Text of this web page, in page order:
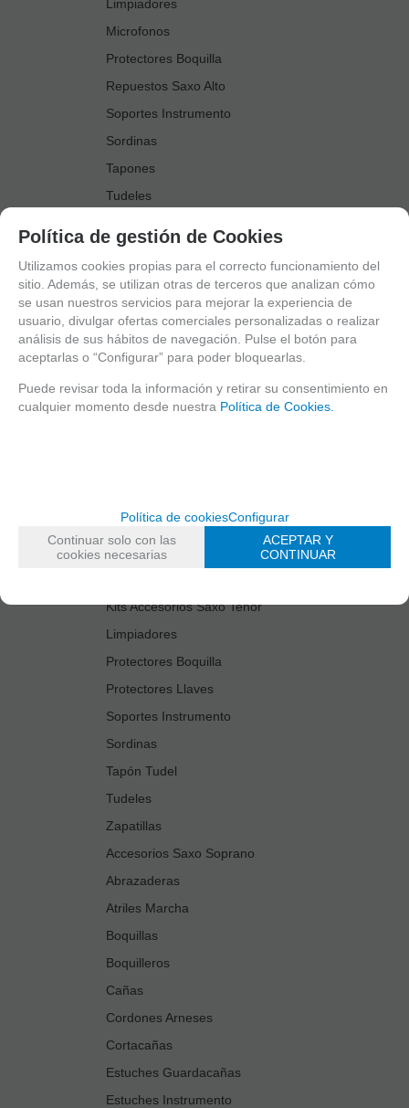
Limpiadores
Microfonos
Protectores Boquilla
Repuestos Saxo Alto
Soportes Instrumento
Sordinas
Tapones
Tudeles
Accesorios Saxo Tenor
Abrazaderas
Anillo Fonico Saxo Tenor
Atriles Marcha
Boquillas
Boquilleros
Cañas
Estuches Guardacañas
Estuches Instrumento
Kits Accesorios Saxo Tenor
Limpiadores
Protectores Boquilla
Protectores Llaves
Soportes Instrumento
Sordinas
Tapón Tudel
Tudeles
Zapatillas
Accesorios Saxo Soprano
Abrazaderas
Atriles Marcha
Boquillas
Boquilleros
Cañas
Cordones Arneses
Cortacañas
Estuches Guardacañas
Estuches Instrumento
Política de gestión de Cookies
Utilizamos cookies propias para el correcto funcionamiento del
sitio. Además, se utilizan otras de terceros que analizan cómo
se usan nuestros servicios para mejorar la experiencia de
usuario, divulgar ofertas comerciales personalizadas o realizar
análisis de sus hábitos de navegación. Pulse el botón para
aceptarlas o “Configurar” para poder bloquearlas.
Puede revisar toda la información y retirar su consentimiento en
cualquier momento desde nuestra Política de Cookies.
Política de cookiesConfigurar
Continuar solo con las
cookies necesarias
ACEPTAR Y
CONTINUAR